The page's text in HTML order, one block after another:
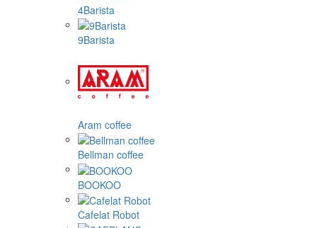
4Barista
9Barista
Aram coffee
Bellman coffee
BOOKOO
Cafelat Robot